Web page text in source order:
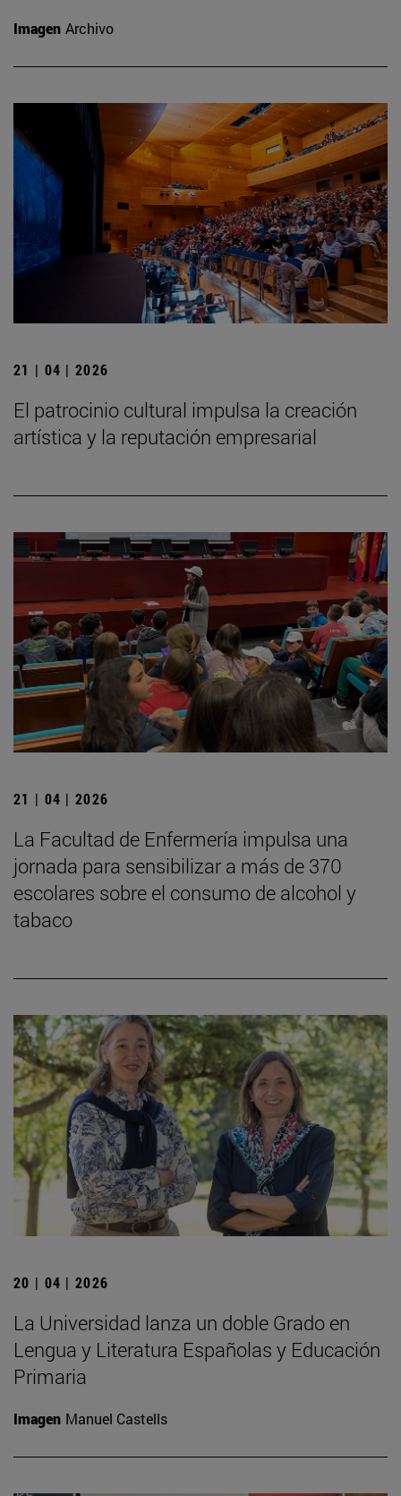
Imagen Archivo
21 | 04 | 2026
El patrocinio cultural impulsa la creación
artística y la reputación empresarial
21 | 04 | 2026
La Facultad de Enfermería impulsa una
jornada para sensibilizar a más de 370
escolares sobre el consumo de alcohol y
tabaco
20 | 04 | 2026
La Universidad lanza un doble Grado en
Lengua y Literatura Españolas y Educación
Primaria
Imagen Manuel Castells